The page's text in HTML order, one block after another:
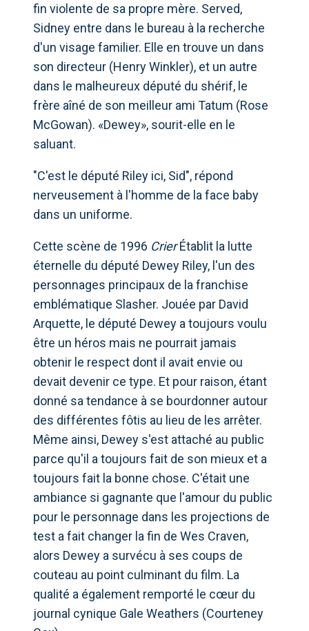
fin violente de sa propre mère. Served,
Sidney entre dans le bureau à la recherche
d'un visage familier. Elle en trouve un dans
son directeur (Henry Winkler), et un autre
dans le malheureux député du shérif, le
frère aîné de son meilleur ami Tatum (Rose
McGowan). «Dewey», sourit-elle en le
saluant.
"C'est le député Riley ici, Sid", répond
nerveusement à l'homme de la face baby
dans un uniforme.
Cette scène de 1996 CrierÉtablit la lutte
éternelle du député Dewey Riley, l'un des
personnages principaux de la franchise
emblématique Slasher. Jouée par David
Arquette, le député Dewey a toujours voulu
être un héros mais ne pourrait jamais
obtenir le respect dont il avait envie ou
devait devenir ce type. Et pour raison, étant
donné sa tendance à se bourdonner autour
des différentes fôtis au lieu de les arrêter.
Même ainsi, Dewey s'est attaché au public
parce qu'il a toujours fait de son mieux et a
toujours fait la bonne chose. C'était une
ambiance si gagnante que l'amour du public
pour le personnage dans les projections de
test a fait changer la fin de Wes Craven,
alors Dewey a survécu à ses coups de
couteau au point culminant du film. La
qualité a également remporté le cœur du
journal cynique Gale Weathers (Courteney